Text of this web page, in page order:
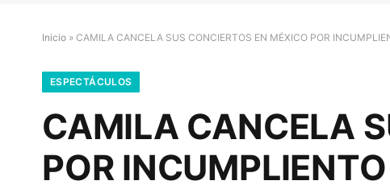
Inicio » CAMILA CANCELA SUS CONCIERTOS EN MÉXICO POR
ESPECTÁCULOS
CAMILA CANCELA
POR